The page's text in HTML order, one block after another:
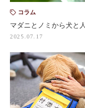
コラム
マダニとノミから犬と
2025.07.17